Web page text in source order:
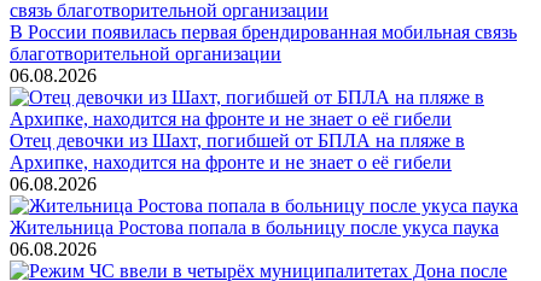
В России появилась первая брендированная мобильная связь
благотворительной организации
06.08.2026
Отец девочки из Шахт, погибшей от БПЛА на пляже в
Архипке, находится на фронте и не знает о её гибели
06.08.2026
Жительница Ростова попала в больницу после укуса паука
06.08.2026